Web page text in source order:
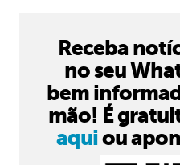
Receba
no seu
bem
mão! É
aquiou